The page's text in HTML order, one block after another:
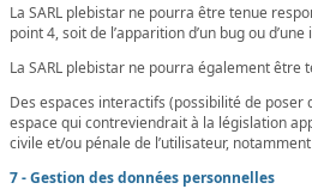
La SARL plebistar ne pourra être tenue
point 4, soit de l’apparition d’un bug ou
La SARL plebistar ne pourra également être
Des espaces interactifs (possibilité de poser
espace qui contreviendrait à la législation
civile et/ou pénale de l’utilisateur,
7 - Gestion des données personnelles